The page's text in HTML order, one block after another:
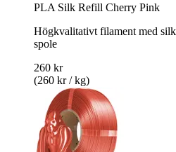
PLA Silk Refill Cherry Pink
Högkvalitativt filament med
spole
260 kr
(260 kr / kg)